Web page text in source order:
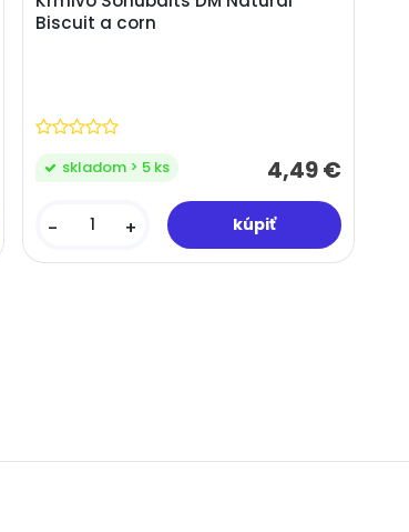
Biscuit a corn
4,49 €
- +
skladom > 5 ks